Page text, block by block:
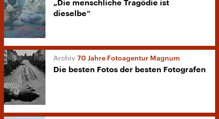
„Die menschliche Tragödie ist
dieselbe“
70 Jahre Fotoagentur Magnum
Die besten Fotos der besten Fotografen